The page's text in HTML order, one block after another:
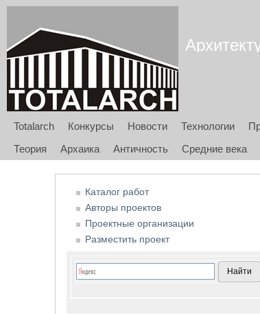
Totalarch Конкурсы Новости Технологии
Теория
Архаика Античность Средние века
Каталог работ
Авторы проектов
Проектные организации
Разместить проект